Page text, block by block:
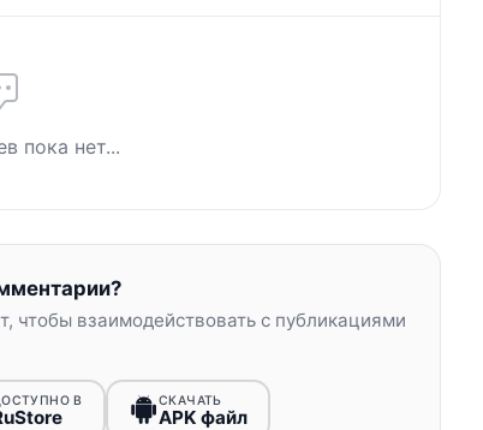
пока нет...
взаимодействовать с публикациями
В СКАЧАТЬ
APK файл